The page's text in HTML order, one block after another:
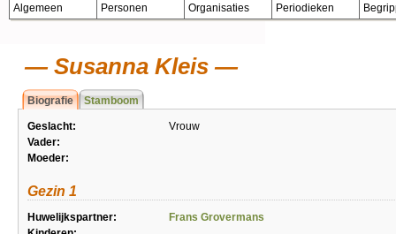
Algemeen Personen Organisaties Periodieken
Susanna Kleis
Biografie Stamboom
Geslacht:
Vrouw
Vader:
Moeder:
Gezin 1
Huwelijkspartner:
Frans Grovermans